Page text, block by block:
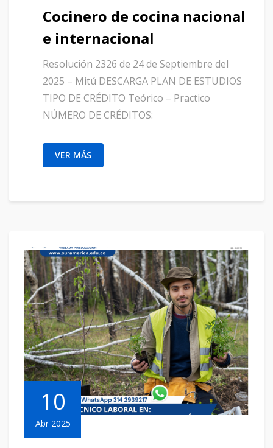
Cocinero de cocina nacional
e internacional
Resolución 2326 de 24 de Septiembre del
2025 – Mitú DESCARGA PLAN DE ESTUDIOS
TIPO DE CRÉDITO Teórico – Practico
NÚMERO DE CRÉDITOS:
VER MÁS
10
Abr 2025